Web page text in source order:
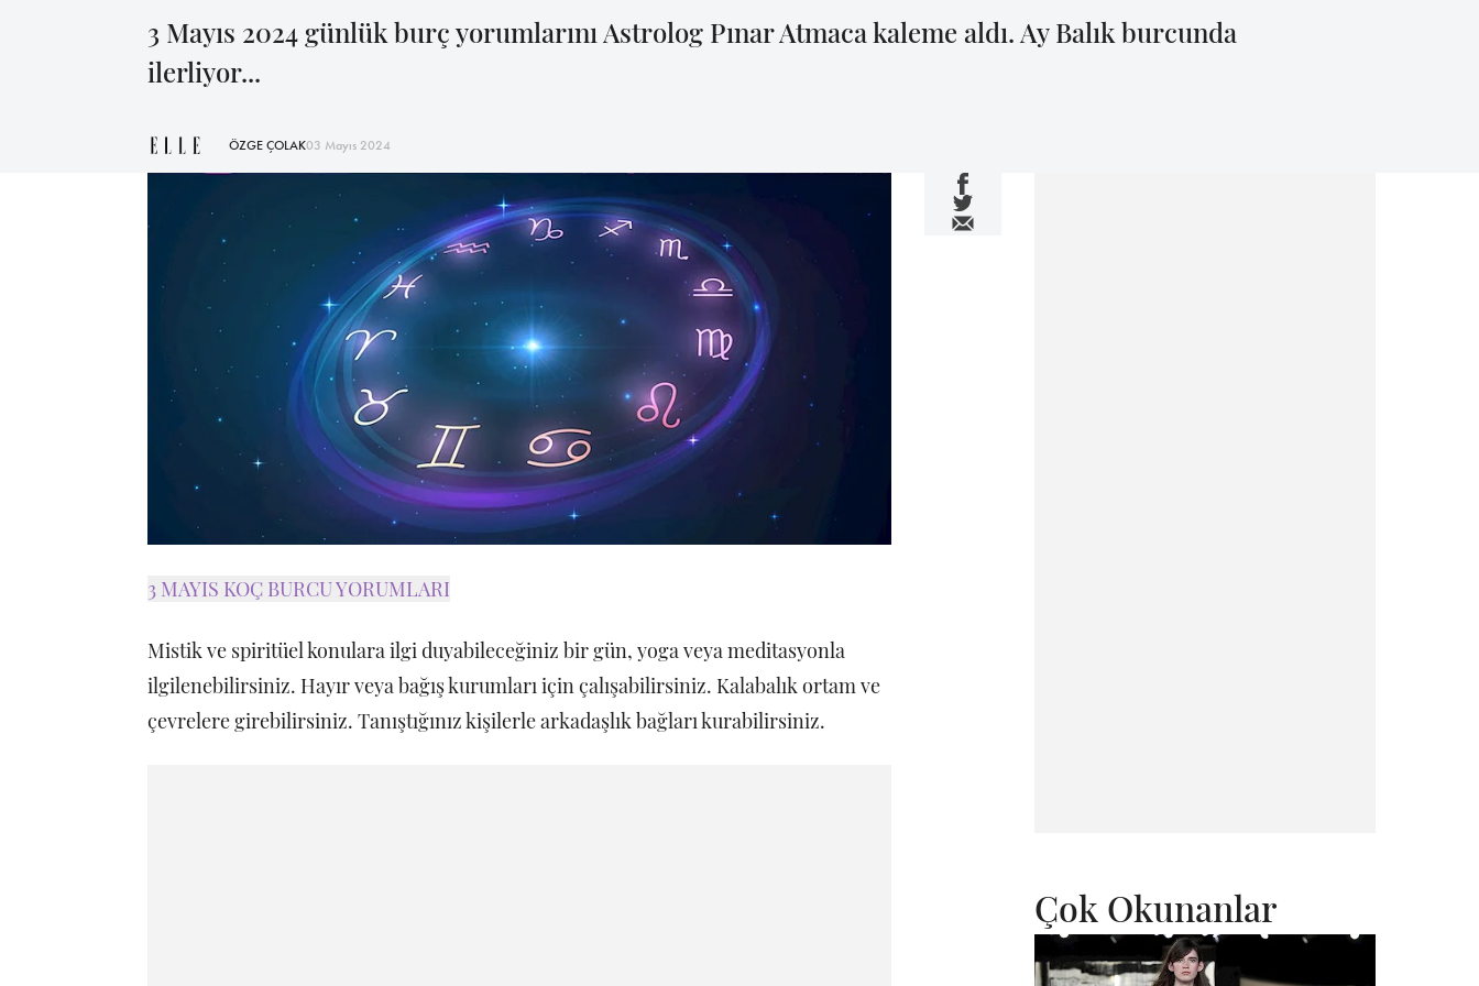
3 Mayıs 2024 günlük burç yorumlarını Astrolog Pınar Atmaca kaleme aldı. Ay Balık burcunda
ilerliyor...
ÖZGE ÇOLAK03 Mayıs 2024
3 MAYIS KOÇ BURCU YORUMLARI
Mistik ve spiritüel konulara ilgi duyabileceğiniz bir gün, yoga veya meditasyonla
ilgilenebilirsiniz. Hayır veya bağış kurumları için çalışabilirsiniz. Kalabalık ortam ve
çevrelere girebilirsiniz. Tanıştığınız kişilerle arkadaşlık bağları kurabilirsiniz.
Çok Okunanlar